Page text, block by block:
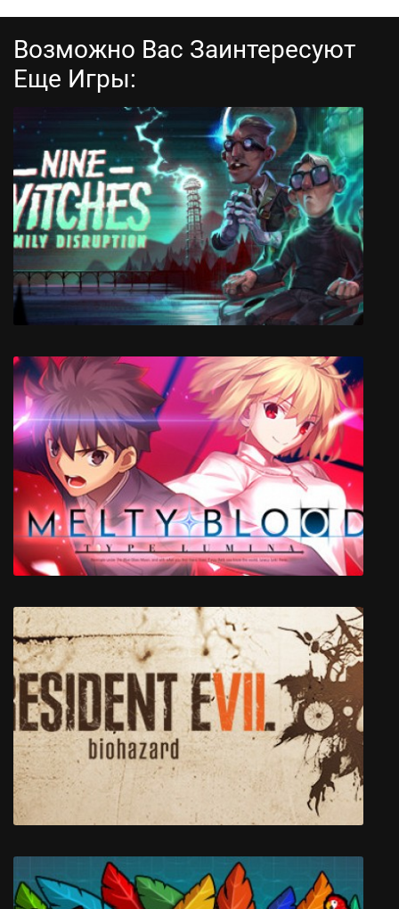
Overgrowth
Возможно Вас Заинтересуют
Еще Игры:
Nine Witches: Family Disruption
MELTY BLOOD: TYPE LUMINA